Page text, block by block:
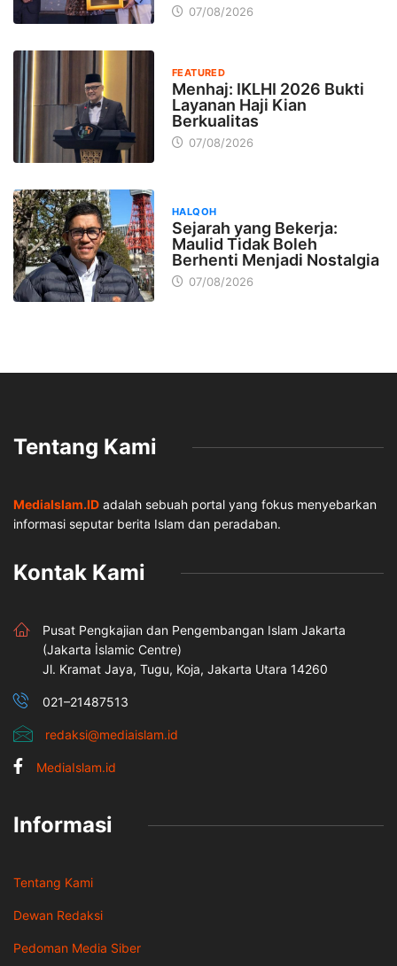
07/08/2026
FEATURED
Menhaj: IKLHI 2026 Bukti
Layanan Haji Kian
Berkualitas
07/08/2026
HALQOH
Sejarah yang Bekerja:
Maulid Tidak Boleh
Berhenti Menjadi Nostalgia
07/08/2026
Tentang Kami
MediaIslam.ID adalah sebuah portal yang fokus menyebarkan
informasi seputar berita Islam dan peradaban.
Kontak Kami
Pusat Pengkajian dan Pengembangan Islam Jakarta
(Jakarta İslamic Centre)
Jl. Kramat Jaya, Tugu, Koja, Jakarta Utara 14260
021–21487513
redaksi@mediaislam.id
MediaIslam.id
Informasi
Tentang Kami
Dewan Redaksi
Pedoman Media Siber